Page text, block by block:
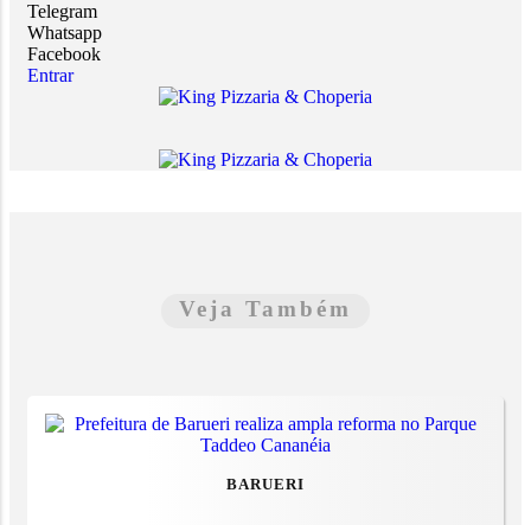
Telegram
Whatsapp
Facebook
Entrar
Veja Também
BARUERI